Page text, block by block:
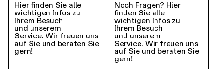
Hier finden Sie alle
wichtigen Infos zu
Ihrem Besuch
und unserem
Service. Wir freuen uns
auf Sie und beraten Sie
gern!
Noch Fragen? Hier
finden Sie alle
wichtigen Infos zu
Ihrem Besuch
und unserem
Service. Wir freuen uns
auf Sie und beraten Sie
gern!